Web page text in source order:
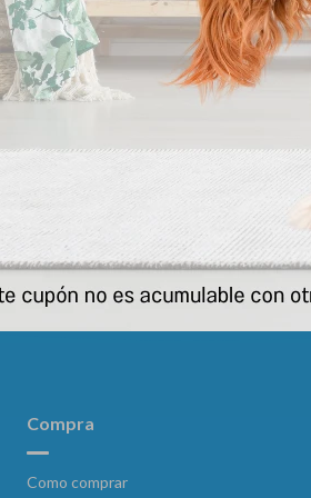
Max Perro Adulto Buffet 22 Kg
Compra
Como comprar